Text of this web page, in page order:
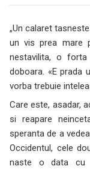
„Un calaret
un vis prea mare
nestavilita, o
doboara. «E prada
vorba trebuie
Care este, asadar,
si reapare
speranta de a
Occidentul, cele
naste o data cu